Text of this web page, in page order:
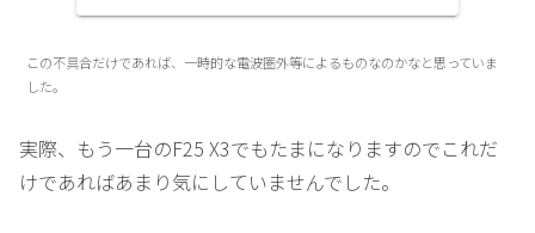
この不具合だけであれば、一時的な電波圏外等によるものなのかなと思っていま
した。
実際、もう一台のF25 X3でもたまになりますのでこれだ
けであればあまり気にしていませんでした。